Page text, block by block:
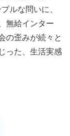
ルな問いに、
無給インター
の歪みが続々と
った、生活実感